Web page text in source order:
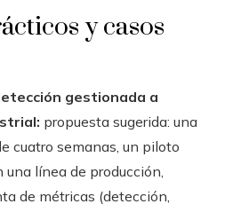
y casos
gestionada a
propuesta sugerida: una
cuatro semanas, un piloto
una línea de producción,
de métricas (detección,